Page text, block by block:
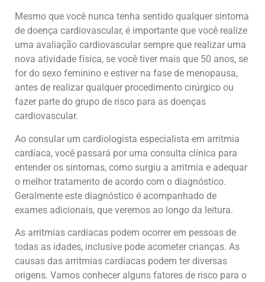
Mesmo que você nunca tenha sentido qualquer sintoma
de doença cardiovascular, é importante que você realize
uma avaliação cardiovascular sempre que realizar uma
nova atividade física, se você tiver mais que 50 anos, se
for do sexo feminino e estiver na fase de menopausa,
antes de realizar qualquer procedimento cirúrgico ou
fazer parte do grupo de risco para as doenças
cardiovascular.
Ao consular um cardiologista especialista em arritmia
cardíaca, você passará por uma consulta clínica para
entender os sintomas, como surgiu a arritmia e adequar
o melhor tratamento de acordo com o diagnóstico.
Geralmente este diagnóstico é acompanhado de
exames adicionais, que veremos ao longo da leitura.
As arritmias cardíacas podem ocorrer em pessoas de
todas as idades, inclusive pode acometer crianças. As
causas das arritmias cardíacas podem ter diversas
origens. Vamos conhecer alguns fatores de risco para o